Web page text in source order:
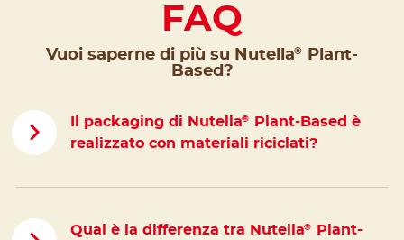
FAQ
Vuoi saperne di più su Nutella®
Plant-
Based?
Il packaging di Nutella®
Plant-Based è
realizzato con materiali riciclati?
Qual è la differenza tra Nutella®
Plant-